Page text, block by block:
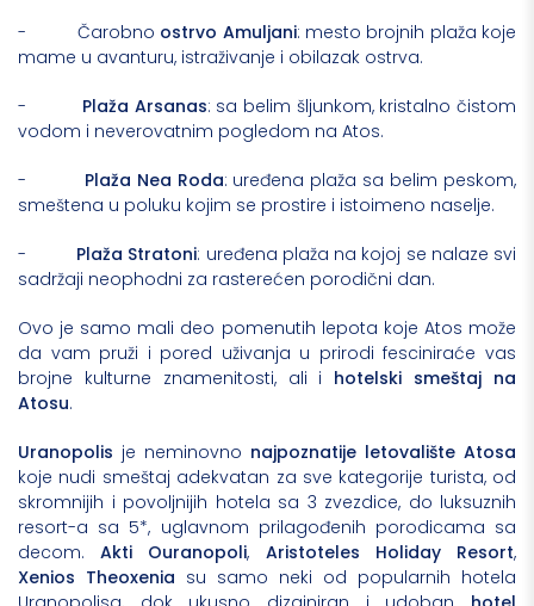
- Čarobno ostrvo Amuljani: mesto brojnih plaža koje
mame u avanturu, istraživanje i obilazak ostrva.
- Plaža Arsanas: sa belim šljunkom, kristalno čistom
vodom i neverovatnim pogledom na Atos.
- Plaža Nea Roda: uređena plaža sa belim peskom,
smeštena u poluku kojim se prostire i istoimeno naselje.
- Plaža Stratoni: uređena plaža na kojoj se nalaze svi
sadržaji neophodni za rasterećen porodični dan.
Ovo je samo mali deo pomenutih lepota koje Atos može
da vam pruži i pored uživanja u prirodi fesciniraće vas
brojne kulturne znamenitosti, ali i hotelski smeštaj na
Atosu.
Uranopolis je neminovno najpoznatije letovalište Atosa
koje nudi smeštaj adekvatan za sve kategorije turista, od
skromnijih i povoljnijih hotela sa 3 zvezdice, do luksuznih
resort-a sa 5*, uglavnom prilagođenih porodicama sa
decom.Akti Ouranopoli, Aristoteles Holiday Resort,
Xenios Theoxenia su samo neki od popularnih hotela